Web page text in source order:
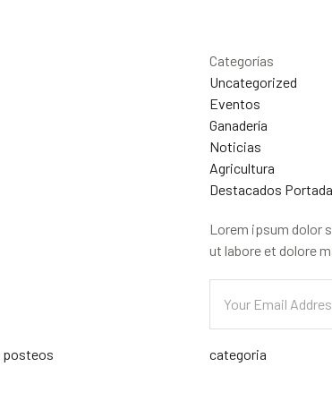
Categorías
Uncategorized
Eventos
Ganadería
Noticias
Agricultura
Destacados Portada
Lorem ipsum dolor
ut labore et dolore
categoria